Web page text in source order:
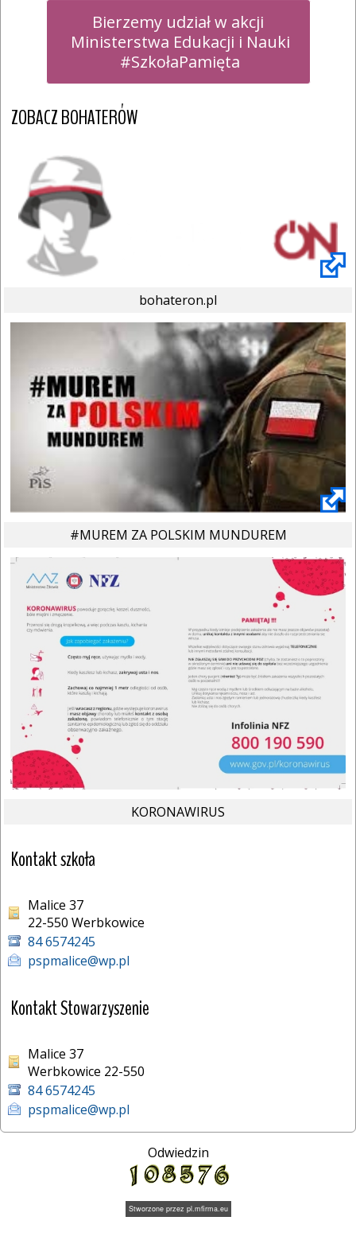
Bierzemy udział w akcji
#SzkołaPamięta
ZOBACZ BOHATERÓW
bohateron.pl
#MUREM ZA POLSKIM MUNDUREM
KORONAWIRUS
Kontakt szkoła
Malice 37
22-550 Werbkowice
84 6574245
pspmalice@wp.pl
Kontakt Stowarzyszenie
Malice 37
Werbkowice 22-550
84 6574245
pspmalice@wp.pl
Odwiedzin
Stworzone przez pl.mfirma.eu